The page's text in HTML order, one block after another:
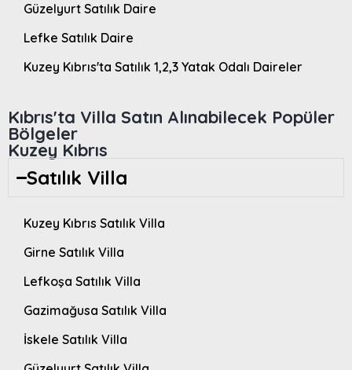
Güzelyurt Satılık Daire
Lefke Satılık Daire
Kuzey Kıbrıs'ta Satılık 1,2,3 Yatak Odalı Daireler
Kıbrıs'ta Villa Satın Alınabilecek Popüler
Bölgeler
Kuzey Kıbrıs
Satılık Villa
Kuzey Kıbrıs Satılık Villa
Girne Satılık Villa
Lefkoşa Satılık Villa
Gazimağusa Satılık Villa
İskele Satılık Villa